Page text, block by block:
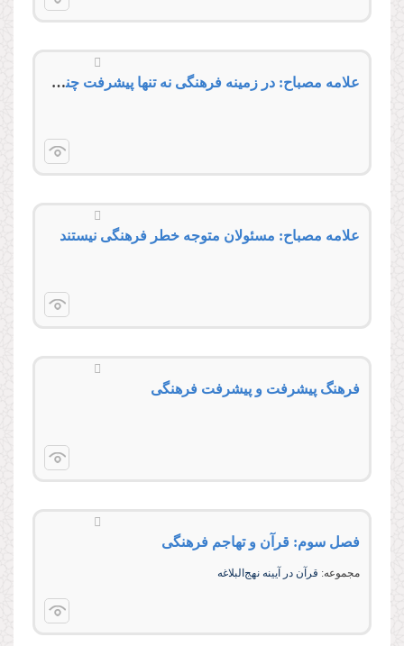
علامه مصباح: در زمینه فرهنگی نه تنها پیشرفت چندانی نکرده‌ایم، بلکه تنزل هم داشته‌ایم!
علامه مصباح: مسئولان متوجه خطر فرهنگی نیستند
فرهنگ پیشرفت و پیشرفت فرهنگی
فصل سوم: قرآن و تهاجم فرهنگى
مجموعه: قرآن در آیینه نهج‌‌البلاغه